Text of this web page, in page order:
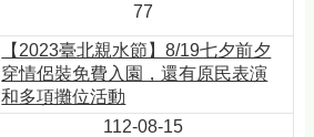
77
【2023臺北親水節】8/19七夕前夕
穿情侶裝免費入園，還有原民表演
和多項攤位活動
112-08-15